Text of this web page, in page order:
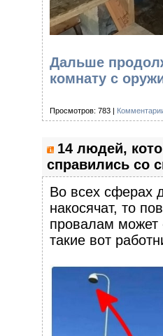
Дальше
комнату с
Просмотров: 783 |
14 людей,
справились со
Во всех сферах
накосячат, то
провалам может
такие вот